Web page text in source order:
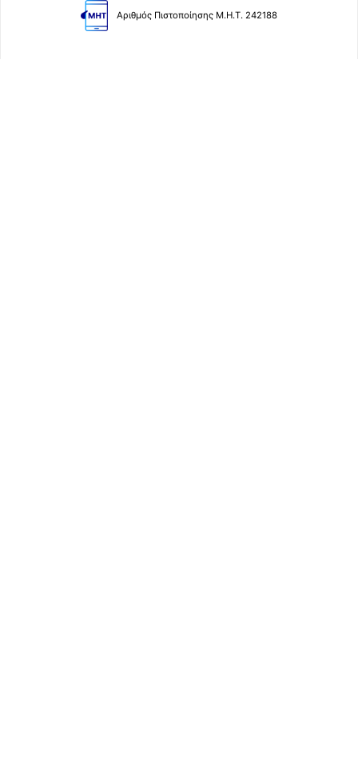
Αριθμός Πιστοποίησης Μ.Η.Τ. 242188